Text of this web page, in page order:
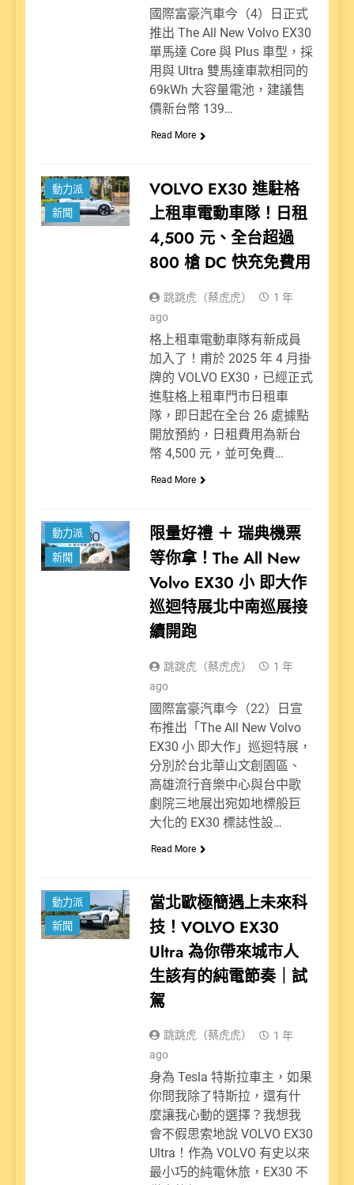
國際富豪汽車今（4）日正式
推出 The All New Volvo EX30
單馬達 Core 與 Plus 車型，採
用與 Ultra 雙馬達車款相同的
69kWh 大容量電池，建議售
價新台幣 139…
Read More
動力派
新聞
VOLVO EX30 進駐格
上租車電動車隊！日租
4,500 元、全台超過
800 槍 DC 快充免費用
跳跳虎（蔡虎虎）
1 年
ago
格上租車電動車隊有新成員
加入了！甫於 2025 年 4 月掛
牌的 VOLVO EX30，已經正式
進駐格上租車門市日租車
隊，即日起在全台 26 處據點
開放預約，日租費用為新台
幣 4,500 元，並可免費…
Read More
動力派
新聞
限量好禮 ＋ 瑞典機票
等你拿！The All New
Volvo EX30 小 即大作
巡迴特展北中南巡展接
續開跑
跳跳虎（蔡虎虎）
1 年
ago
國際富豪汽車今（22）日宣
布推出「The All New Volvo
EX30 小 即大作」巡迴特展，
分別於台北華山文創園區、
高雄流行音樂中心與台中歌
劇院三地展出宛如地標般巨
大化的 EX30 標誌性設…
Read More
動力派
新聞
當北歐極簡遇上未來科
技！VOLVO EX30
Ultra 為你帶來城市人
生該有的純電節奏｜試
駕
跳跳虎（蔡虎虎）
1 年
ago
身為 Tesla 特斯拉車主，如果
你問我除了特斯拉，還有什
麼讓我心動的選擇？我想我
會不假思索地說 VOLVO EX30
Ultra！作為 VOLVO 有史以來
最小巧的純電休旅，EX30 不